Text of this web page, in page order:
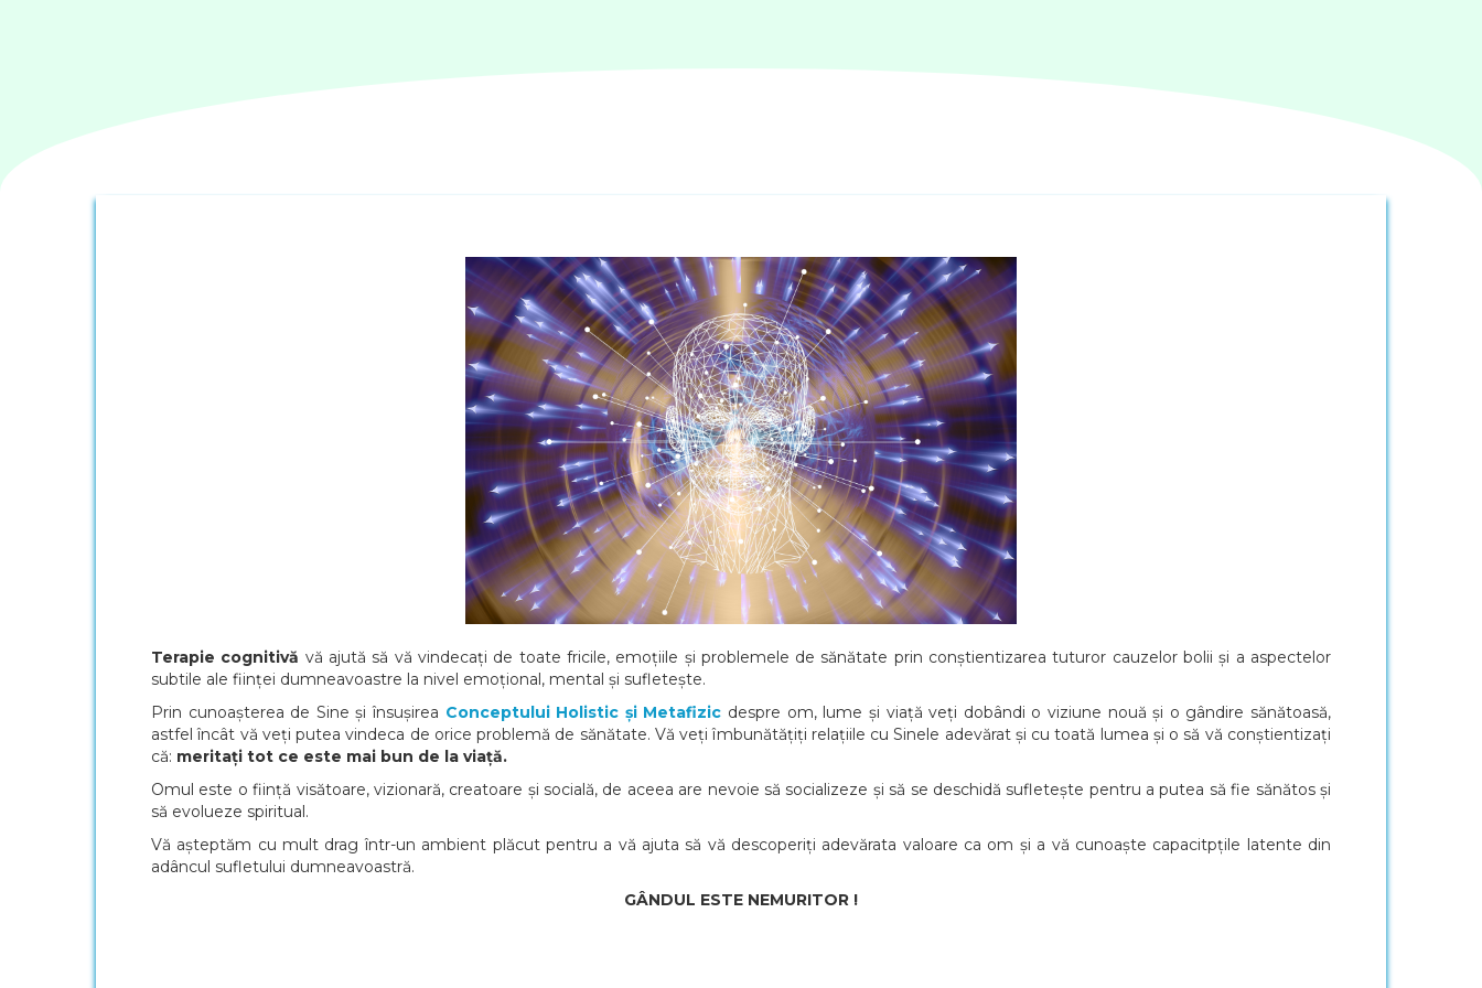
Terapie cognitivă vă ajută să vă vindecați de toate fricile, emoțiile și problemele de sănătate prin conștientizarea tuturor cauzelor bolii și a aspectelor
subtile ale ființei dumneavoastre la nivel emoțional, mental și sufletește.
Prin cunoașterea de Sine și însușirea Conceptului Holistic și Metafizic despre om, lume și viață veți dobândi o viziune nouă și o gândire sănătoasă,
astfel încât vă veți putea vindeca de orice problemă de sănătate. Vă veți îmbunătățiți relațiile cu Sinele adevărat și cu toată lumea și o să vă conștientizați
că: meritați tot ce este mai bun de la viață.
Omul este o ființă visătoare, vizionară, creatoare și socială, de aceea are nevoie să socializeze și să se deschidă sufletește pentru a putea să fie sănătos și
să evolueze spiritual.
Vă așteptăm cu mult drag într-un ambient plăcut pentru a vă ajuta să vă descoperiți adevărata valoare ca om și a vă cunoaște capacitpțile latente din
adâncul sufletului dumneavoastră.
GÂNDUL ESTE NEMURITOR !